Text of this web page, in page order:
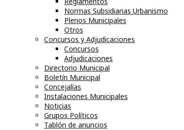
Normas Subsidiarias Urbanismo
Plenos Municipales
Otros
Concursos y Adjudicaciones
Concursos
Adjudicaciones
Directorio Municipal
Boletín Municipal
Concejalías
Instalaciones Municipales
Noticias
Grupos Políticos
Tablón de anuncios